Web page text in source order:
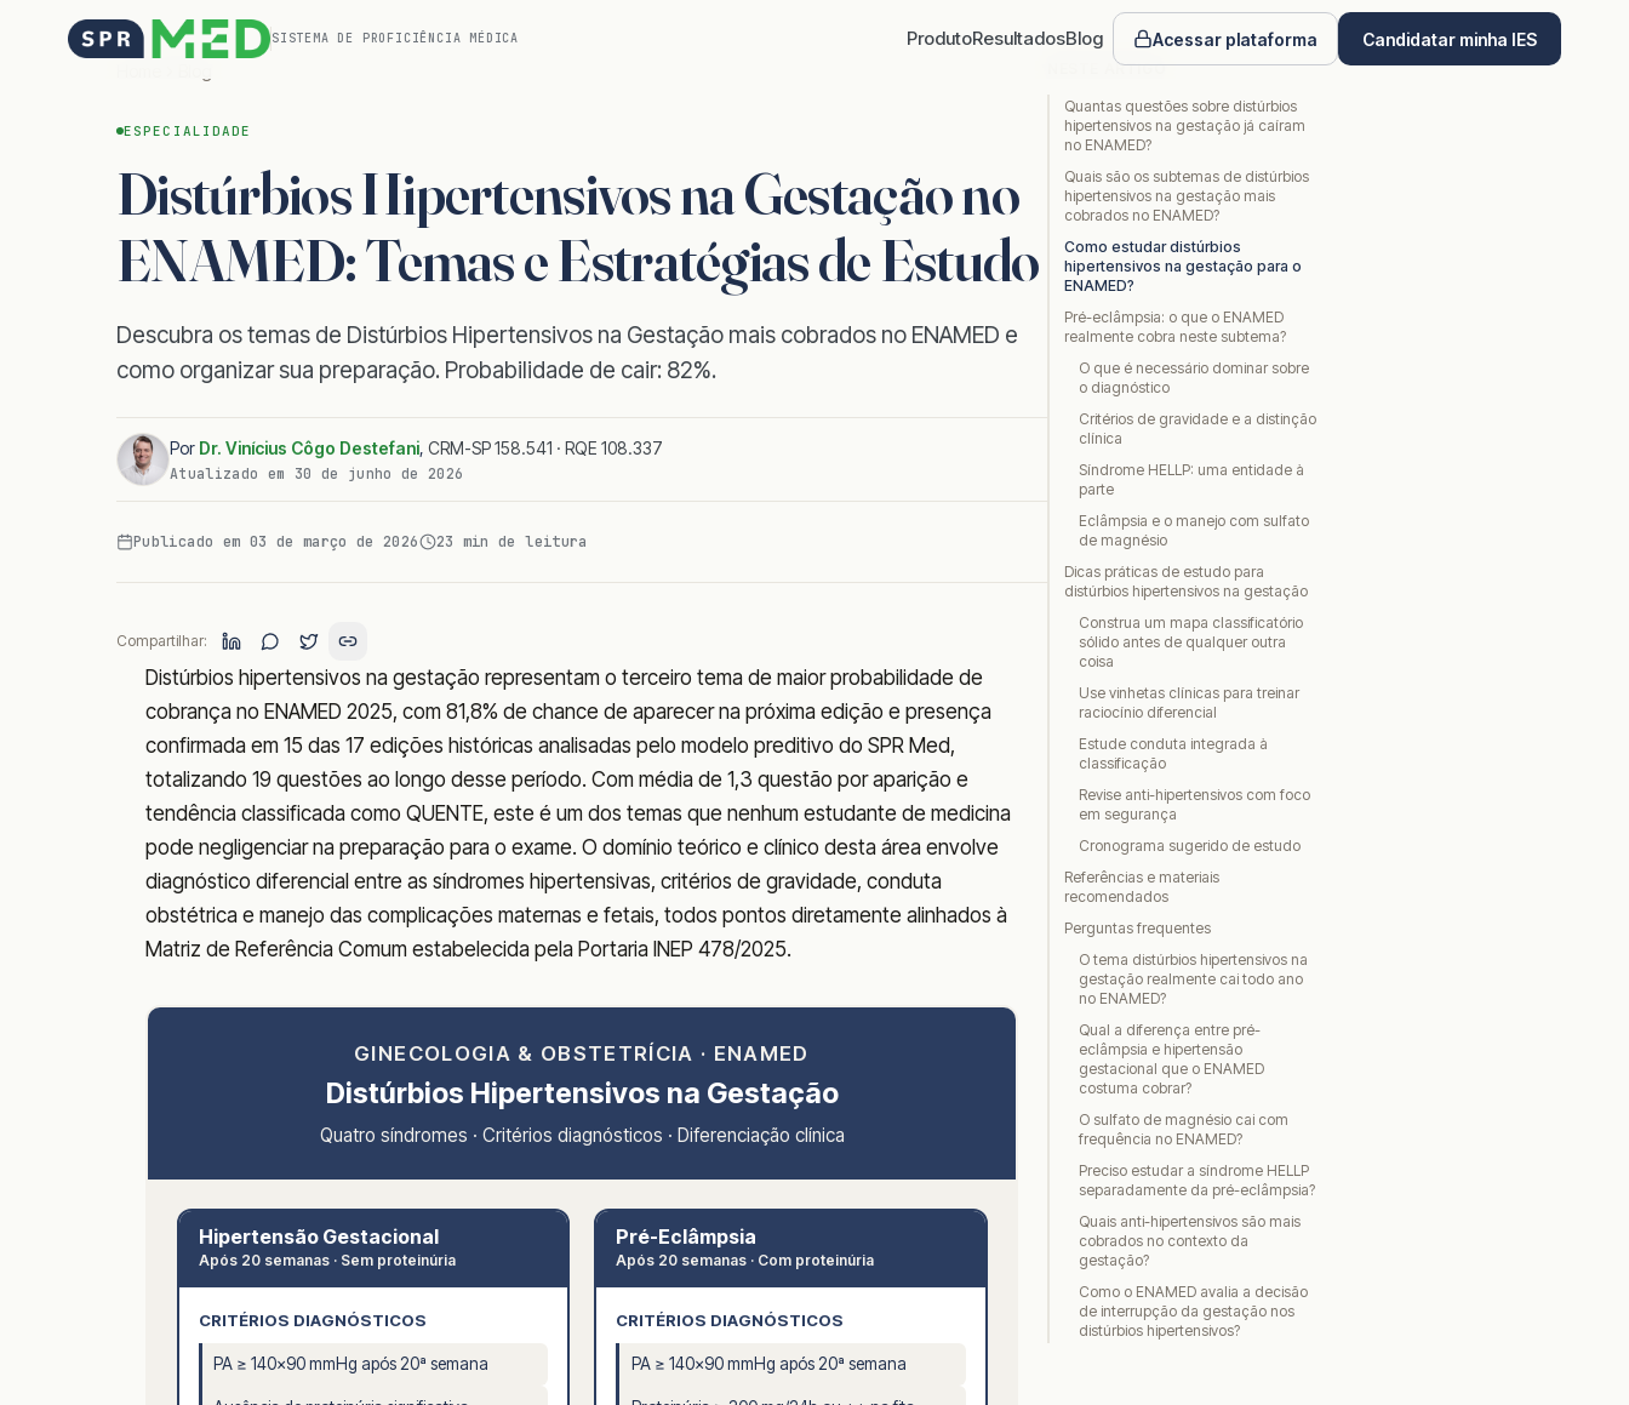
SISTEMA DE PROFICIÊNCIA MÉDICA ProdutoResultadosBlog Acessar plataforma
Candidatar minha IES
ESPECIALIDADE
Distúrbios Hipertensivos na Gestação no
ENAMED: Temas e Estratégias de Estudo
Descubra os temas de Distúrbios Hipertensivos na Gestação mais cobrados no ENAMED e
como organizar sua preparação. Probabilidade de cair: 82%.
Por Dr. Vinícius Côgo Destefani, CRM-SP 158.541 · RQE 108.337
Atualizado em 30 de junho de 2026
Publicado em 03 de março de 2026 23 min de leitura
Compartilhar:
Distúrbios hipertensivos na gestação representam o terceiro tema de maior probabilidade de
cobrança no ENAMED 2025, com 81,8% de chance de aparecer na próxima edição e presença
confirmada em 15 das 17 edições históricas analisadas pelo modelo preditivo do SPR Med,
totalizando 19 questões ao longo desse período. Com média de 1,3 questão por aparição e
tendência classificada como QUENTE, este é um dos temas que nenhum estudante de medicina
pode negligenciar na preparação para o exame. O domínio teórico e clínico desta área envolve
diagnóstico diferencial entre as síndromes hipertensivas, critérios de gravidade, conduta
obstétrica e manejo das complicações maternas e fetais, todos pontos diretamente alinhados à
Matriz de Referência Comum estabelecida pela Portaria INEP 478/2025.
GINECOLOGIA & OBSTETRÍCIA · ENAMED
Distúrbios Hipertensivos na Gestação
Quatro síndromes · Critérios diagnósticos · Diferenciação clínica
Hipertensão Gestacional
Após 20 semanas · Sem proteinúria
CRITÉRIOS DIAGNÓSTICOS
PA ≥ 140×90 mmHg após 20ª semana
Pré-Eclâmpsia
Após 20 semanas · Com proteinúria
CRITÉRIOS DIAGNÓSTICOS
PA ≥ 140×90 mmHg após 20ª semana
NESTE ARTIGO
Quantas questões sobre distúrbios
hipertensivos na gestação já caíram
no ENAMED?
Quais são os subtemas de distúrbios
hipertensivos na gestação mais
cobrados no ENAMED?
Como estudar distúrbios
hipertensivos na gestação para o
ENAMED?
Pré-eclâmpsia: o que o ENAMED
realmente cobra neste subtema?
O que é necessário dominar sobre
o diagnóstico
Critérios de gravidade e a distinção
clínica
Síndrome HELLP: uma entidade à
parte
Eclâmpsia e o manejo com sulfato
de magnésio
Dicas práticas de estudo para
distúrbios hipertensivos na gestação
Construa um mapa classificatório
sólido antes de qualquer outra
coisa
Use vinhetas clínicas para treinar
raciocínio diferencial
Estude conduta integrada à
classificação
Revise anti-hipertensivos com foco
em segurança
Cronograma sugerido de estudo
Referências e materiais
recomendados
Perguntas frequentes
O tema distúrbios hipertensivos na
gestação realmente cai todo ano
no ENAMED?
Qual a diferença entre pré-
eclâmpsia e hipertensão
gestacional que o ENAMED
costuma cobrar?
O sulfato de magnésio cai com
frequência no ENAMED?
Preciso estudar a síndrome HELLP
separadamente da pré-eclâmpsia?
Quais anti-hipertensivos são mais
cobrados no contexto da
gestação?
Como o ENAMED avalia a decisão
de interrupção da gestação nos
distúrbios hipertensivos?